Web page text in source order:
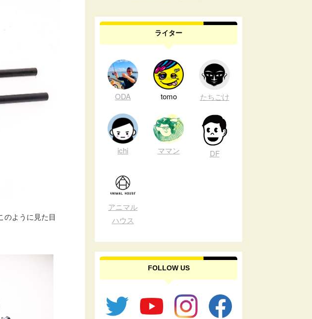
のように見た目
ライター
ODA tomo たちごけ
ichi ママン DF
アニマル
ハウス
FOLLOW US